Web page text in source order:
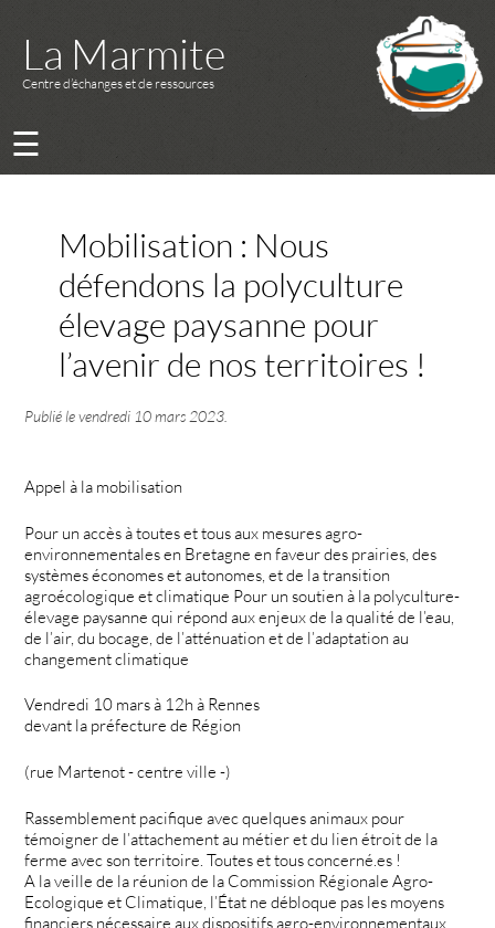
La Marmite
Centre d’échanges et de ressources
☰
Mobilisation : Nous
défendons la polyculture
élevage paysanne pour
l’avenir de nos territoires !
Publié levendredi 10 mars 2023
Appel à la mobilisation
Pour un accès à toutes et tous aux mesures agro-
environnementales en Bretagne en faveur des prairies, des
systèmes économes et autonomes, et de la transition
agroécologique et climatique Pour un soutien à la polyculture-
élevage paysanne qui répond aux enjeux de la qualité de l’eau,
de l’air, du bocage, de l’atténuation et de l’adaptation au
changement climatique
Vendredi 10 mars à 12h à Rennes
devant la préfecture de Région
(rue Martenot - centre ville -)
Rassemblement pacifique avec quelques animaux pour
témoigner de l’attachement au métier et du lien étroit de la
ferme avec son territoire. Toutes et tous concerné.es !
A la veille de la réunion de la Commission Régionale Agro-
Ecologique et Climatique, l’État ne débloque pas les moyens
financiers nécessaire aux dispositifs agro-environnementaux